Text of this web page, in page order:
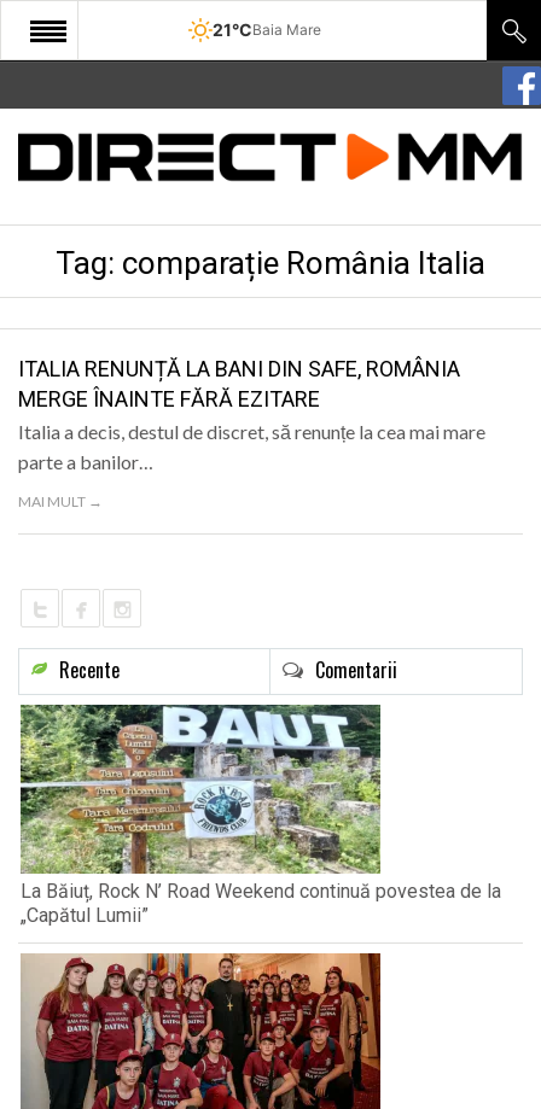
21°CBaia Mare
START
COMUNITATE
CULTURA
SANATATE
SPORT
SPECIAL
POLITIC
Tag: comparație România Italia
ITALIA RENUNȚĂ LA BANI DIN SAFE, ROMÂNIA
MERGE ÎNAINTE FĂRĂ EZITARE
Italia a decis, destul de discret, să renunțe la cea mai mare
parte a banilor…
MAI MULT →
Recente Comentarii
La Băiuț, Rock N’ Road Weekend continuă povestea de la
„Capătul Lumii”